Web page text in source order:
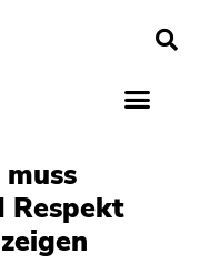
Respekt